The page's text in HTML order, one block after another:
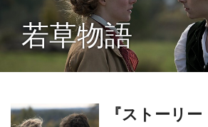
若草物語
『ストーリ